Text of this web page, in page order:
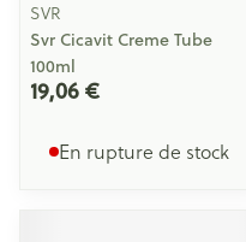
SVR
Svr Cicavit Creme Tube
100ml
19,06 €
En rupture de stock